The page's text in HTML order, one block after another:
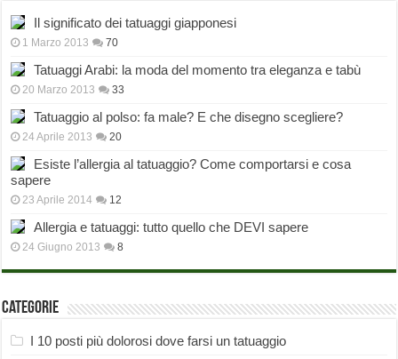
Il significato dei tatuaggi giapponesi
1 Marzo 2013 70
Tatuaggi Arabi: la moda del momento tra eleganza e tabù
20 Marzo 2013 33
Tatuaggio al polso: fa male? E che disegno scegliere?
24 Aprile 2013 20
Esiste l’allergia al tatuaggio? Come comportarsi e cosa
sapere
23 Aprile 2014 12
Allergia e tatuaggi: tutto quello che DEVI sapere
24 Giugno 2013 8
Categorie
I 10 posti più dolorosi dove farsi un tatuaggio